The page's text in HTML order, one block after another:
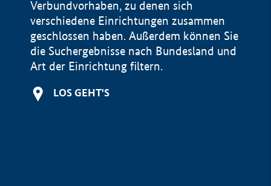
Verbundvorhaben, zu denen sich
verschiedene Einrichtungen zusammen
geschlossen haben. Außerdem können Sie
die Suchergebnisse nach Bundesland und
Art der Einrichtung filtern.
LOS GEHT'S